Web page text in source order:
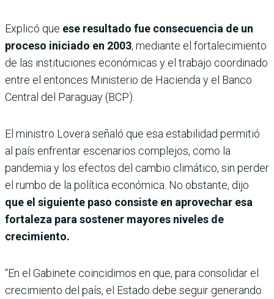
Explicó que ese resultado fue consecuencia de un
proceso iniciado en 2003, mediante el fortalecimiento
de las instituciones económicas y el trabajo coordinado
entre el entonces Ministerio de Hacienda y el Banco
Central del Paraguay (BCP).
El ministro Lovera señaló que esa estabilidad permitió
al país enfrentar escenarios complejos, como la
pandemia y los efectos del cambio climático, sin perder
el rumbo de la política económica. No obstante, dijo
que el siguiente paso consiste en aprovechar esa
fortaleza para sostener mayores niveles de
crecimiento.
“En el Gabinete coincidimos en que, para consolidar el
crecimiento del país, el Estado debe seguir generando